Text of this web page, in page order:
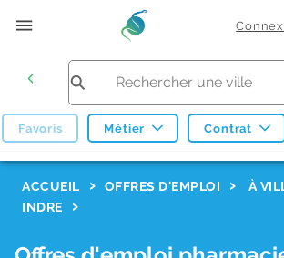
Favoris Métier Contrat
ACCUEIL OFFRES D'EMPLOI
À
INDRE